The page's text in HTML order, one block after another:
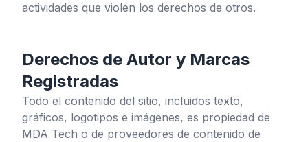
actividades que violen los derechos de otros.
Derechos de Autor y Marcas
Registradas
Todo el contenido del sitio, incluidos texto,
gráficos, logotipos e imágenes, es propiedad de
MDA Tech o de proveedores de contenido de